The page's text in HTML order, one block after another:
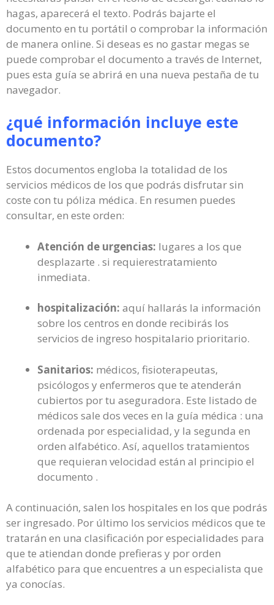
hagas, aparecerá el texto. Podrás bajarte el
documento en tu portátil o comprobar la información
de manera online. Si deseas es no gastar megas se
puede comprobar el documento a través de Internet,
pues esta guía se abrirá en una nueva pestaña de tu
navegador.
¿qué información incluye este
documento?
Estos documentos engloba la totalidad de los
servicios médicos de los que podrás disfrutar sin
coste con tu póliza médica. En resumen puedes
consultar, en este orden:
Atención de urgencias: lugares a los que
desplazarte . si requierestratamiento
inmediata.
hospitalización: aquí hallarás la información
sobre los centros en donde recibirás los
servicios de ingreso hospitalario prioritario.
Sanitarios: médicos, fisioterapeutas,
psicólogos y enfermeros que te atenderán
cubiertos por tu aseguradora. Este listado de
médicos sale dos veces en la guía médica : una
ordenada por especialidad, y la segunda en
orden alfabético. Así, aquellos tratamientos
que requieran velocidad están al principio el
documento .
A continuación, salen los hospitales en los que podrás
ser ingresado. Por último los servicios médicos que te
tratarán en una clasificación por especialidades para
que te atiendan donde prefieras y por orden
alfabético para que encuentres a un especialista que
ya conocías.